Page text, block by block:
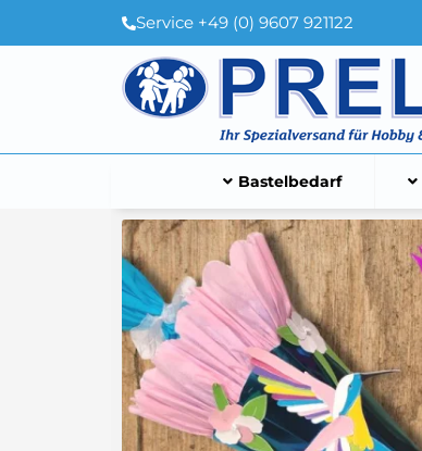
Service +49 (0) 9607 921122
Bastelbedarf